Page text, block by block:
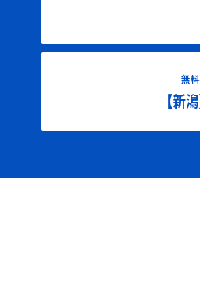
無
【新